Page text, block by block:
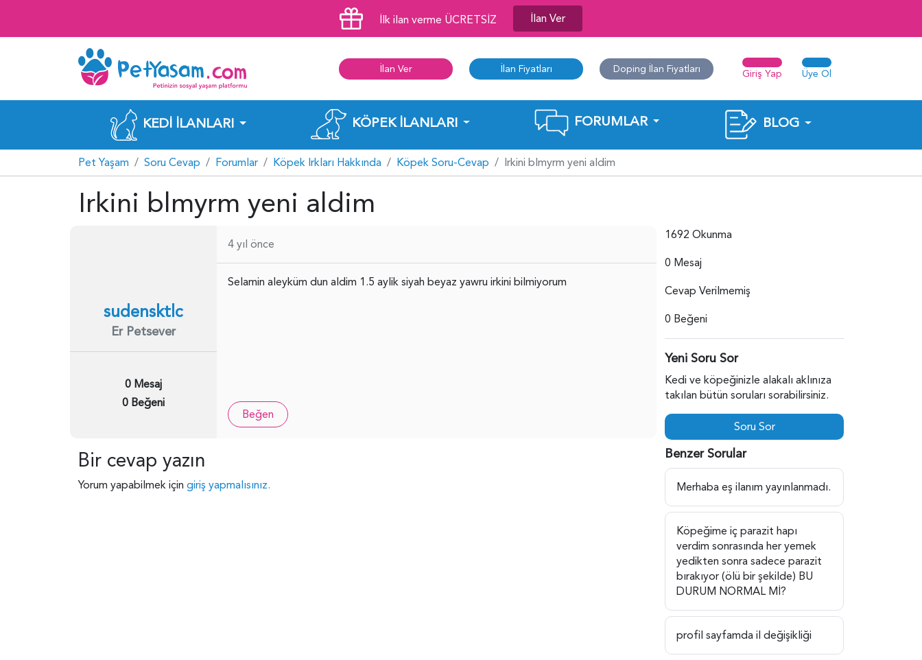
İlk ilan verme ÜCRETSİZ İlan Ver
İlan Ver İlan Fiyatları Doping İlan Fiyatları Giriş Yap Üye Ol
KEDI İLANLARI KÖPEK İLANLARI FORUMLAR BLOG
Pet Yaşam Soru Cevap Forumlar Köpek Irkları Hakkında Köpek Soru-Cevap Irkini blmyrm yeni aldim
Irkini blmyrm yeni aldim
sudensktlc
Er Petsever
0 Mesaj
0 Beğeni
4 yıl önce
Selamin aleyküm dun aldim 1.5 aylik siyah beyaz yawru irkini bilmiyorum
Beğen
Bir cevap yazın
Yorum yapabilmek için giriş yapmalısınız.
1692 Okunma
0 Mesaj
Cevap Verilmemiş
0 Beğeni
Yeni Soru Sor
Kedi ve köpeğinizle alakalı aklınıza
takılan bütün soruları sorabilirsiniz.
Soru Sor
Benzer Sorular
Merhaba eş ilanım yayınlanmadı.
Köpeğime iç parazit hapı
verdim sonrasında her yemek
yedikten sonra sadece parazit
bırakıyor (ölü bir şekilde) BU
DURUM NORMAL Mİ?
profil sayfamda il değişikliği